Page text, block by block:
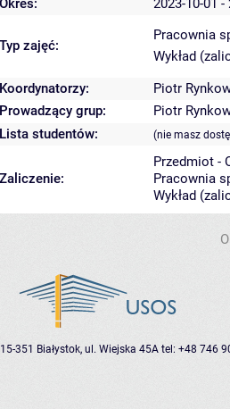
Okres: 2023-10-01 -
Typ zajęć:
Pracownia
Wykład
Koordynatorzy:
Piotr
Prowadzący grup:
Piotr
Lista studentów:
(nie masz
Zaliczenie:
Przedmiot -
Pracownia
Wykład
15-351 Białystok, ul. Wiejska 45A tel: +48 746